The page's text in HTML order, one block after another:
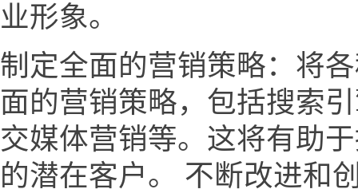
业形象。
制定全面的营销策略：将
面的营销策略，包括搜索
交媒体营销等。这将有助
的潜在客户。 不断改进和